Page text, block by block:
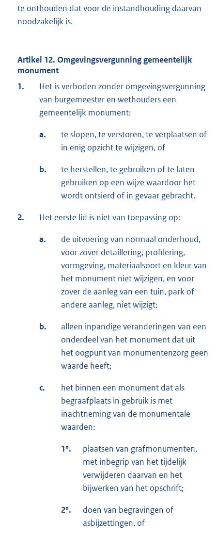
te onthouden dat voor de instandhouding daarvan
noodzakelijk is.
Artikel 12. Omgevingsvergunning gemeentelijk
monument
1.
Het is verboden zonder omgevingsvergunning
van burgemeester en wethouders een
gemeentelijk monument:
a.
te slopen, te verstoren, te verplaatsen of
in enig opzicht te wijzigen, of
b.
te herstellen, te gebruiken of te laten
gebruiken op een wijze waardoor het
wordt ontsierd of in gevaar gebracht.
2. Het eerste lid is niet van toepassing op:
a.
de uitvoering van normaal onderhoud,
voor zover detaillering, profilering,
vormgeving, materiaalsoort en kleur van
het monument niet wijzigen, en voor
zover de aanleg van een tuin, park of
andere aanleg, niet wijzigt;
b.
alleen inpandige veranderingen van een
onderdeel van het monument dat uit
het oogpunt van monumentenzorg geen
waarde heeft;
c.
het binnen een monument dat als
begraafplaats in gebruik is met
inachtneming van de monumentale
waarden:
1°.
plaatsen van grafmonumenten,
met inbegrip van het tijdelijk
verwijderen daarvan en het
bijwerken van het opschrift;
2°.
doen van begravingen of
asbijzettingen, of